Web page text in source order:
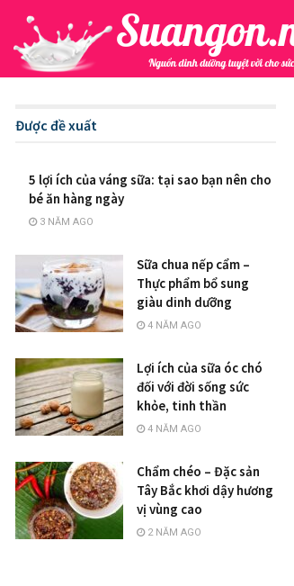
Được đề xuất
5 lợi ích của váng sữa: tại sao bạn nên cho
bé ăn hàng ngày
3 NĂM AGO
Sữa chua nếp cẩm –
Thực phẩm bổ sung
giàu dinh dưỡng
4 NĂM AGO
Lợi ích của sữa óc chó
đối với đời sống sức
khỏe, tinh thần
4 NĂM AGO
Chẩm chéo – Đặc sản
Tây Bắc khơi dậy hương
vị vùng cao
2 NĂM AGO